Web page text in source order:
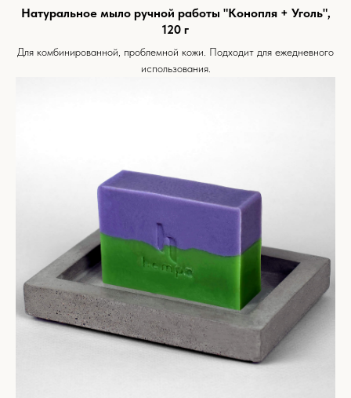
Натуральное мыло ручной работы "Конопля + Уголь",
120 г
Для комбинированной, проблемной кожи. Подходит для ежедневного
использования.